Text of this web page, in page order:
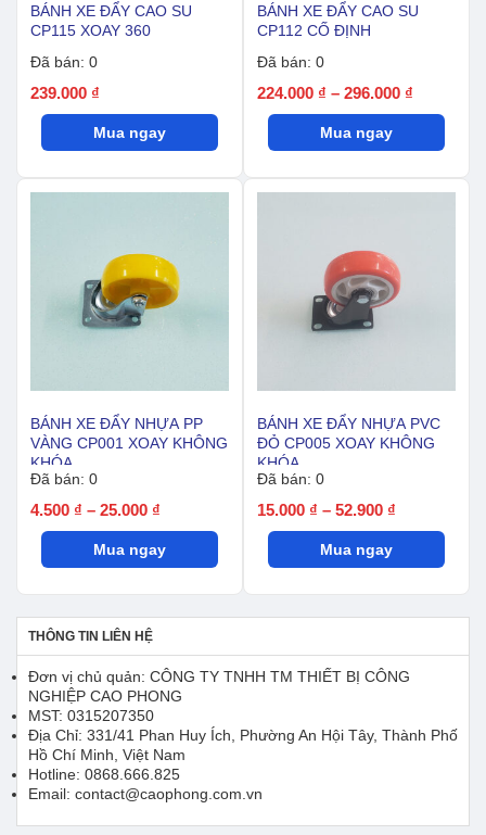
BÁNH XE ĐẨY CAO SU
CP115 XOAY 360
Đã bán: 0
239.000 ₫
Mua ngay
BÁNH XE ĐẨY CAO SU
CP112 CỐ ĐỊNH
Đã bán: 0
224.000 ₫ – 296.000 ₫
giá:
224.000 ₫
296.000 ₫
Mua ngay
BÁNH XE ĐẨY NHỰA PP
VÀNG CP001 XOAY KHÔNG
KHÓA
Đã bán: 0
4.500 ₫ – 25.000 ₫
giá:
từ
4.500 ₫
Mua ngay
BÁNH XE ĐẨY NHỰA PVC
ĐỎ CP005 XOAY KHÔNG
KHÓA
Đã bán: 0
15.000 ₫ – 52.900 ₫
giá:
15.000 ₫
Mua ngay
THÔNG TIN LIÊN HỆ
Đơn vị chủ quản: CÔNG TY TNHH TM THIẾT BỊ CÔNG
NGHIỆP CAO PHONG
MST: 0315207350
Địa Chỉ: 331/41 Phan Huy Ích, Phường An Hội Tây, Thành Phố
Hồ Chí Minh, Việt Nam
Hotline: 0868.666.825
Email: contact@caophong.com.vn